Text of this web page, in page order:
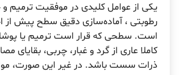
یکی از عوامل کلیدی در موفقیت ترمیم
رطوبتی ، آماده‌سازی دقیق سطح پیش از
است. سطحی که قرار است ترمیم یا
کاملا عاری از گرد و غبار، چربی، بقایای
ذرات سست باشد. در غیر این صورت،